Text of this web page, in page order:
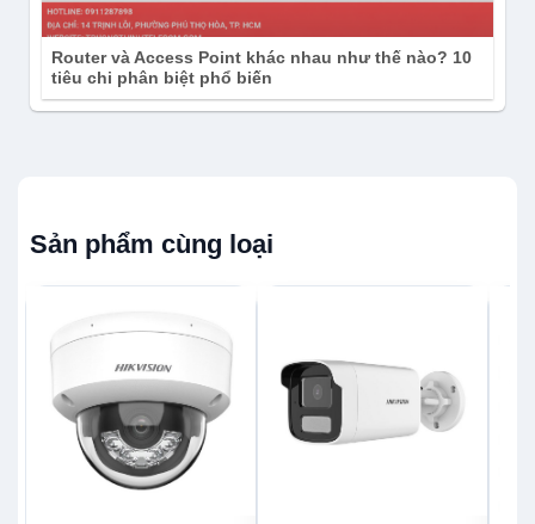
Router và Access Point khác nhau như thế nào? 10
tiêu chi phân biệt phổ biến
Sản phẩm cùng loại